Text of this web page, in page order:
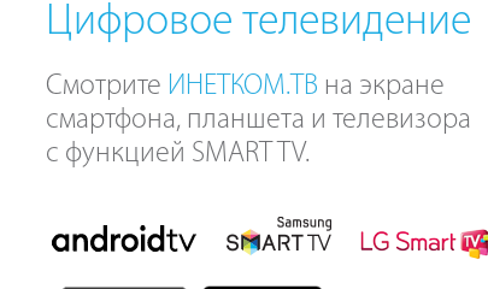
Цифровое телевидение
Смотрите ИНЕТКОМ.ТВ на экране
смартфона, планшета и телевизора
с функцией SMART TV.